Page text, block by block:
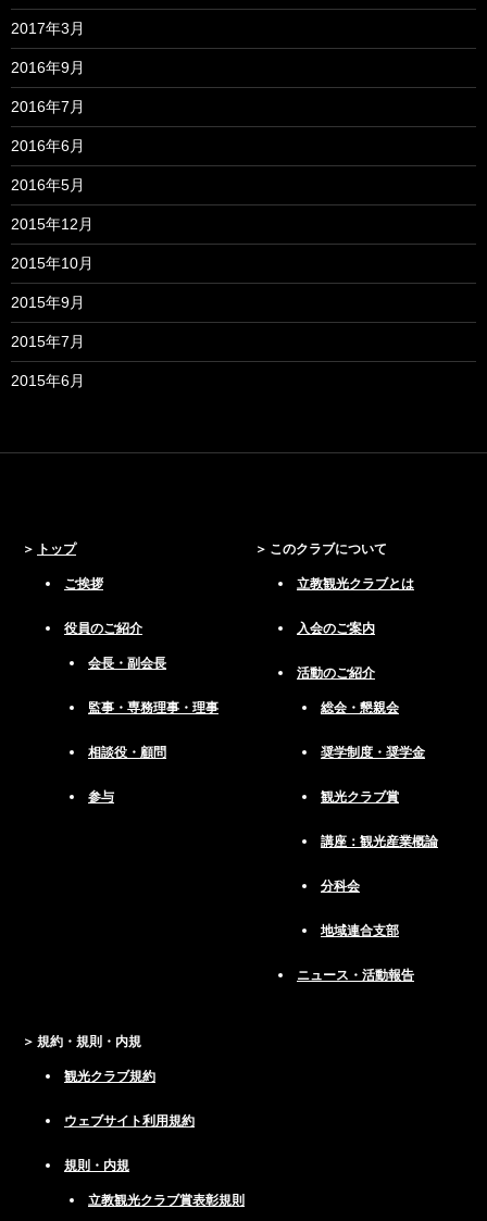
2017年3月
2016年9月
2016年7月
2016年6月
2016年5月
2015年12月
2015年10月
2015年9月
2015年7月
2015年6月
トップ
ご挨拶
役員のご紹介
会長・副会長
監事・専務理事・理事
相談役・顧問
参与
このクラブについて
立教観光クラブとは
入会のご案内
活動のご紹介
総会・懇親会
奨学制度・奨学金
観光クラブ賞
講座：観光産業概論
分科会
地域連合支部
ニュース・活動報告
規約・規則・内規
観光クラブ規約
ウェブサイト利用規約
規則・内規
立教観光クラブ賞表彰規則